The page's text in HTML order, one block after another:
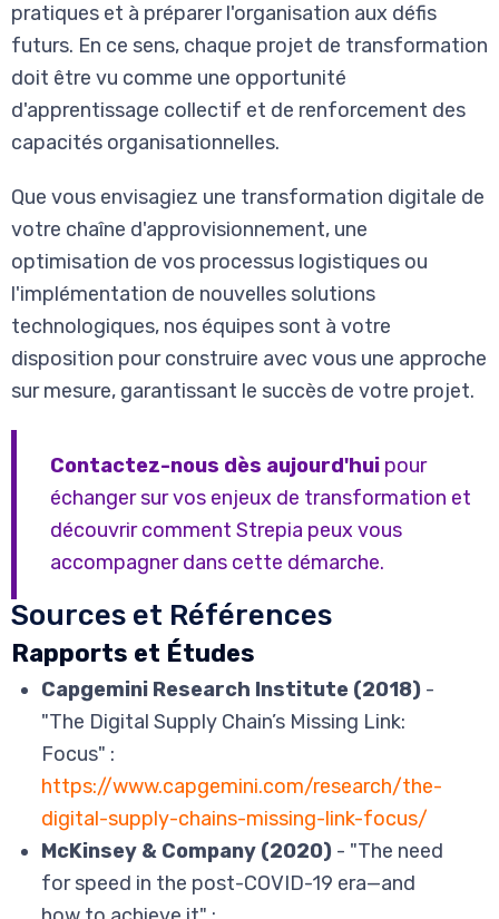
pratiques et à préparer l'organisation aux défis
futurs. En ce sens, chaque projet de transformation
doit être vu comme une opportunité
d'apprentissage collectif et de renforcement des
capacités organisationnelles.
Que vous envisagiez une transformation digitale de
votre chaîne d'approvisionnement, une
optimisation de vos processus logistiques ou
l'implémentation de nouvelles solutions
technologiques, nos équipes sont à votre
disposition pour construire avec vous une approche
sur mesure, garantissant le succès de votre projet.
Contactez-nous dès aujourd'hui pour
échanger sur vos enjeux de transformation et
découvrir comment Strepia peux vous
accompagner dans cette démarche.
Sources et Références
Rapports et Études
Capgemini Research Institute (2018) -
"The Digital Supply Chain’s Missing Link:
Focus" :
https://www.capgemini.com/research/the-
digital-supply-chains-missing-link-focus/
McKinsey & Company (2020) - "The need
for speed in the post-COVID-19 era—and